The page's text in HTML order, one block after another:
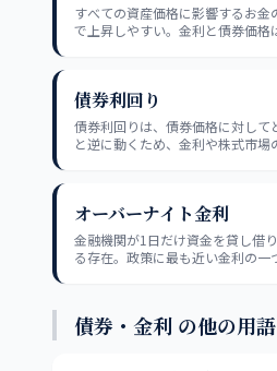
すべての資産価格に影響するお
で上昇しやすい。金利と債券価格
債券利回り
債券利回りは、債券価格に対し
と逆に動くため、金利や株式市場
オーバーナイト金利
金融機関が1日だけ資金を貸し借
る存在。政策に最も近い金利の一
債券・金利 の他の用語